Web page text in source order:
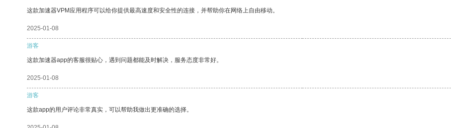
这款加速器VPM应用程序可以给你提供最高速度和安全性的连接，并帮助你在网络上自由移动。
2025-01-08
游客
这款加速器app的客服很贴心，遇到问题都能及时解决，服务态度非常好。
2025-01-08
游客
这款app的用户评论非常真实，可以帮助我做出更准确的选择。